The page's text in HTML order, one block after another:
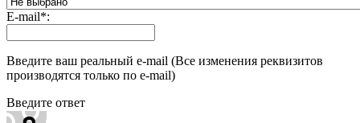
E-mail*:
Введите ваш реальный e-mail (Все изменения реквизитов
производятся только по e-mail)
Введите ответ